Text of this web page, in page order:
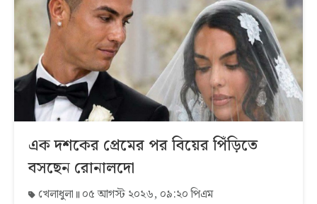
এক দশকের প্রেমের পর বিয়ের পিঁড়িতে
বসছেন রোনালদো
খেলাধুলা ০৫ আগস্ট ২০২৬, ০৯:২০ পিএম